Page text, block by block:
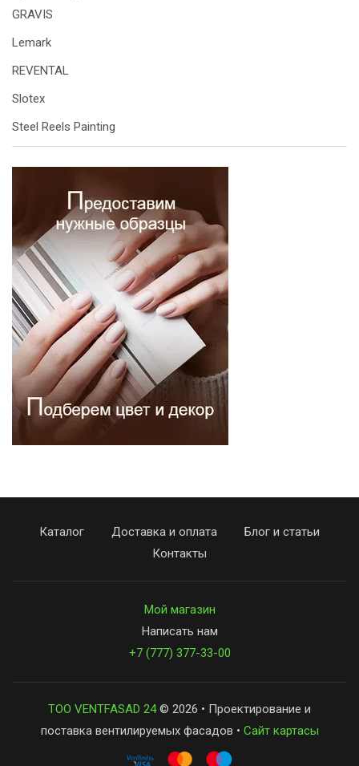
GRAVIS
Lemark
REVENTAL
Slotex
Steel Reels Painting
Каталог Доставка и оплата
Блог и статьи
Контакты
Мой магазин
Написать нам
+7 (777) 377-33-00
ТОО VENTFASAD 24© 2026 • Проектирование и
поставка вентилируемых фасадов • Сайт картасы